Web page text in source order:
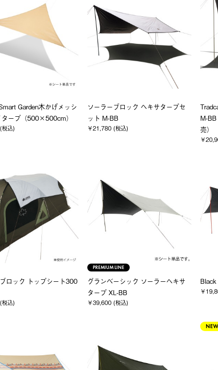
Garden木かげメッシ
タープ（500×500cm）
込)
ソーラーブロック ヘキサタープセ
ット M-BB
￥21,780 (税込)
M-
売）
￥
ロック トップシート300
込)
PREMIUM LINE
グランベーシック ソーラーヘキサ
タープ XL-BB
￥39,600 (税込)
￥
NEW